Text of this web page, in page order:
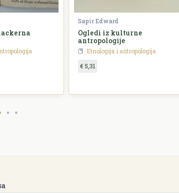
Sapir Edward
Ogledi iz kulturne
antropologije
Etnologija i antropologija
€ 5,31